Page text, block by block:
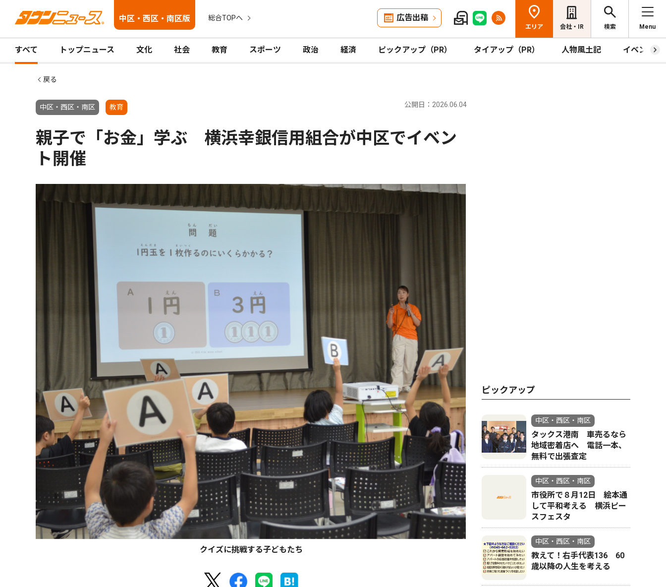
中区・西区・南区版 総合TOPへ 広告出稿
エリア 会社・IR 検索 Menu
すべて トップニュース 文化 社会 教育 スポーツ 政治 経済 ピックアップ（PR） タイアップ（PR） 人物風土記 イベント
戻る
中区・西区・南区 教育 公開日：2026.06.04
親子で「お金」学ぶ 横浜幸銀信用組合が中区でイベン
ト開催
クイズに挑戦する子どもたち
ピックアップ
中区・西区・南区
タックス港南 車売るなら
地域密着店へ 電話一本、
無料で出張査定
中区・西区・南区
市役所で８月12日 絵本通
して平和考える 横浜ピー
スフェスタ
中区・西区・南区
教えて！右手代表136 60
歳以降の人生を考える